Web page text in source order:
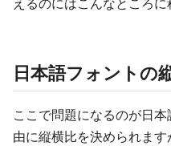
えるのにはこんなところに
日本語フォントの
ここで問題になるのが日
由に縦横比を決められま